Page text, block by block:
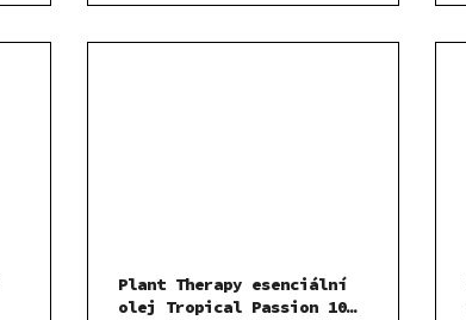
Plant Therapy esenciální
olej Tropical Passion 10